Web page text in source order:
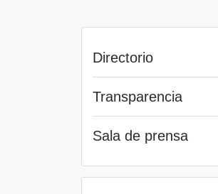
Directorio
Transparencia
Sala de prensa